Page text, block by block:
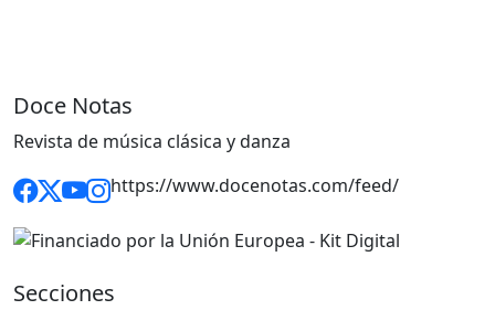
Doce Notas
Revista de música clásica y danza
https://www.docenotas.com/feed/
Secciones